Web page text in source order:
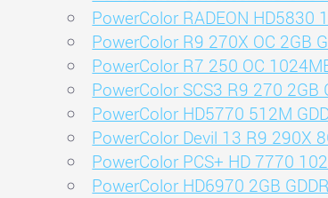
PowerColor RADEON HD5830
PowerColor R9 270X OC 2GB
PowerColor R7 250 OC
PowerColor SCS3 R9 270 2GB
PowerColor HD5770 512M
PowerColor Devil 13 R9 290X
PowerColor PCS+ HD 7770
PowerColor HD6970 2GB